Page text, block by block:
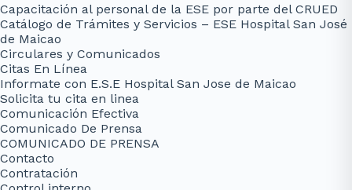
Capacitación al personal de la ESE por parte del CRUED
Catálogo de Trámites y Servicios – ESE Hospital San José
de Maicao
Circulares y Comunicados
Citas En Línea
Informate con E.S.E Hospital San Jose de Maicao
Solicita tu cita en linea
Comunicación Efectiva
Comunicado De Prensa
COMUNICADO DE PRENSA
Contacto
Contratación